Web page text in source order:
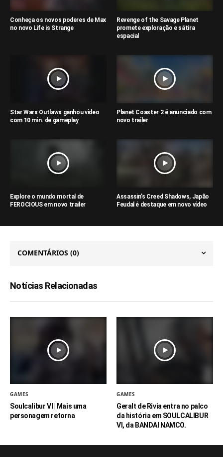
Conheça os novos poderes de Max
no novo Life is Strange
Revenge of the Savage Planet
promete exploração e sátira
espacial
Star Wars Outlaws ganhou video
com 10 min. de gameplay
Planet Coaster 2 é anunciado com
novo trailer
Explore o mundo mortal de
FEROCIOUS em novo trailer
Assassin’s Creed Shadows, Japão
Feudal é destaque em novo vídeo
COMENTÁRIOS (0)
Notícias Relacionadas
GAMES
Soulcalibur VI | Mais uma
personagem retorna
GAMES
Geralt de Rivia entra no palco
da história em SOULCALIBUR
VI, da BANDAI NAMCO.